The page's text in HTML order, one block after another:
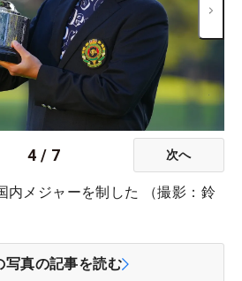
4 / 7 次へ
内メジャーを制した （撮影：鈴
写真の記事を読む